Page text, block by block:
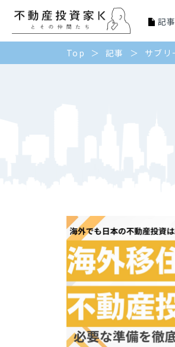
記事
Top 記事 サブリ